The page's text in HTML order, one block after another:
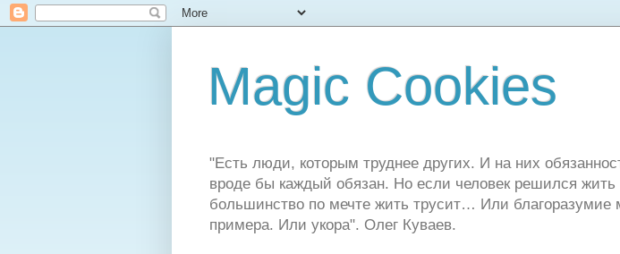
Magic Cookies
"Есть люди, которым труднее других. И на них
вроде бы каждый обязан. Но если человек решился
большинство по мечте жить трусит… Или
примера. Или укора". Олег Куваев.